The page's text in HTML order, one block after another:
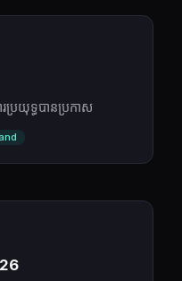
ប្រយុទ្ធបានប្រកាស